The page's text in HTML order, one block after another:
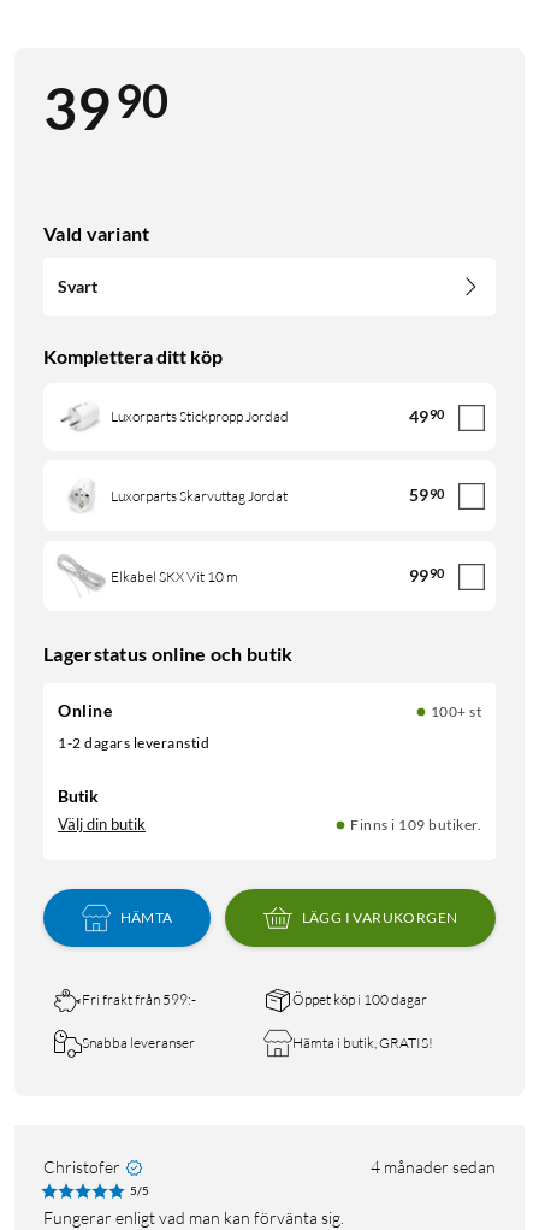
3990
Vald variant
Svart
Komplettera ditt köp
Luxorparts Stickpropp Jordad 4990
Luxorparts Skarvuttag Jordat 5990
Elkabel SKX Vit 10 m 9990
Lagerstatus online och butik
Online
100+ st
1-2 dagars leveranstid
Butik
Välj din butik Finns i 109 butiker.
HÄMTA LÄGG I VARUKORGEN
Fri frakt från 599:- Öppet köp i 100 dagar
Snabba leveranser Hämta i butik, GRATIS!
Christofer 4 månader sedan
5/5
Fungerar enligt vad man kan förvänta sig.